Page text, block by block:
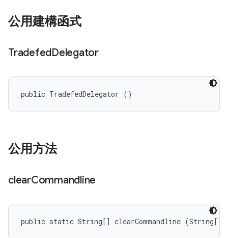
公用建構函式
TradefedDelegator
public TradefedDelegator ()
公用方法
clearCommandline
public static String[] clearCommandline (String[]